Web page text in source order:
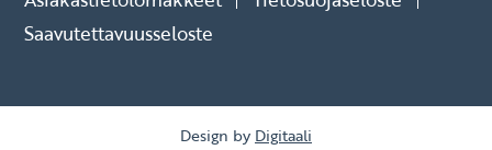
Saavutettavuusseloste
Design by Digitaali